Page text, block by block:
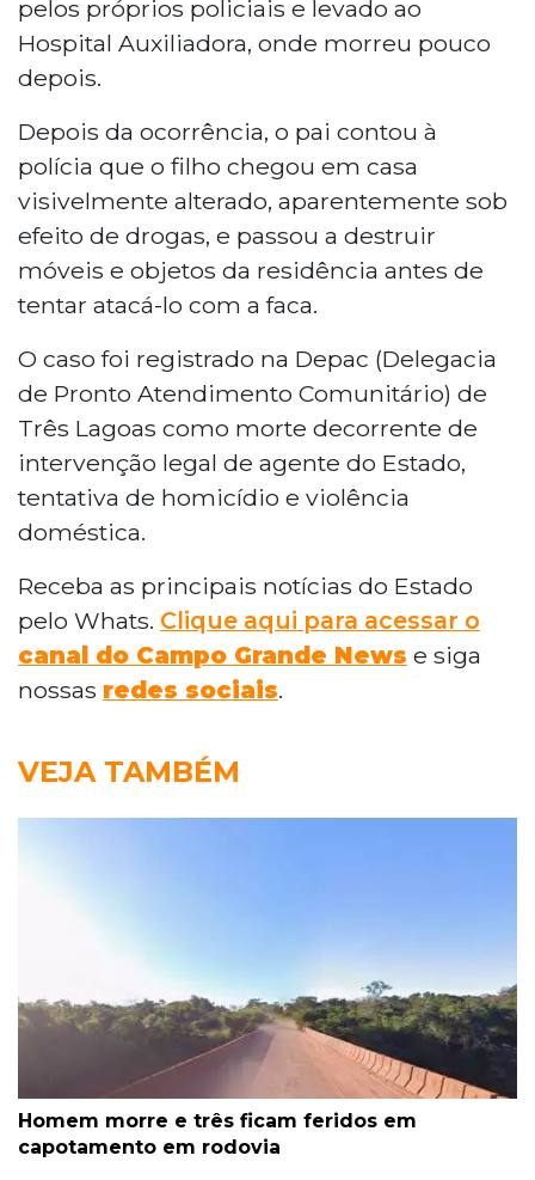
pelos próprios policiais e levado ao
Hospital Auxiliadora, onde morreu pouco
depois.
Depois da ocorrência, o pai contou à
polícia que o filho chegou em casa
visivelmente alterado, aparentemente sob
efeito de drogas, e passou a destruir
móveis e objetos da residência antes de
tentar atacá-lo com a faca.
O caso foi registrado na Depac (Delegacia
de Pronto Atendimento Comunitário) de
Três Lagoas como morte decorrente de
intervenção legal de agente do Estado,
tentativa de homicídio e violência
doméstica.
Receba as principais notícias do Estado
pelo Whats. Clique aqui para acessar o
canal do Campo Grande News e siga
nossas redes sociais.
VEJA TAMBÉM
Homem morre e três ficam feridos em
capotamento em rodovia